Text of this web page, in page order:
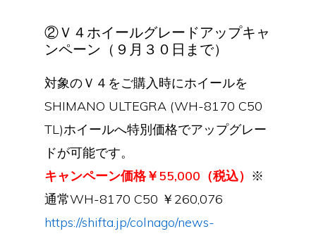
②Ｖ４ホイールグレードアップキャ
ンペーン（９月３０日まで）
対象のＶ４をご購入時にホイールを
SHIMANO ULTEGRA (WH-8170 C50
TL)ホイールへ特別価格でアップグレー
ドが可能です。
キャンペーン価格￥55,000（税込） ※
通常WH-8170 C50 ￥260,076
https://shifta.jp/colnago/news-